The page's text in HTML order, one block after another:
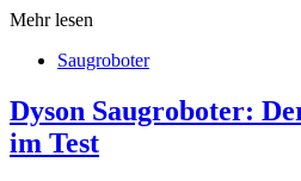
Mehr lesen
Saugroboter
Dyson Saugroboter:
im Test